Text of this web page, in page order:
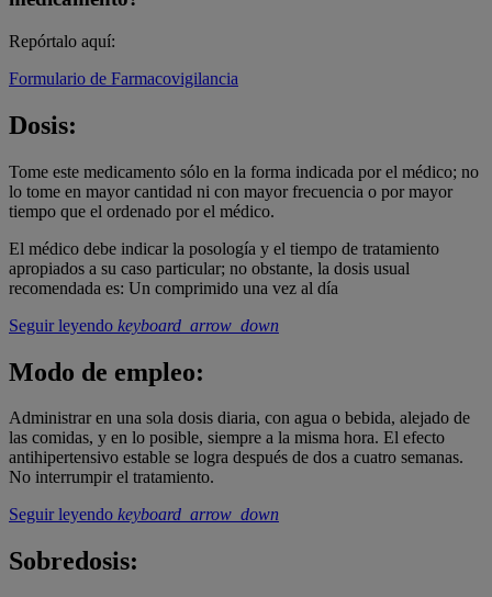
Repórtalo aquí:
Formulario de Farmacovigilancia
Dosis:
Tome este medicamento sólo en la forma indicada por el médico; no
lo tome en mayor cantidad ni con mayor frecuencia o por mayor
tiempo que el ordenado por el médico.
El médico debe indicar la posología y el tiempo de tratamiento
apropiados a su caso particular; no obstante, la dosis usual
recomendada es: Un comprimido una vez al día
Seguir leyendo keyboard_arrow_down
Modo de empleo:
Administrar en una sola dosis diaria, con agua o bebida, alejado de
las comidas, y en lo posible, siempre a la misma hora. El efecto
antihipertensivo estable se logra después de dos a cuatro semanas.
No interrumpir el tratamiento.
Seguir leyendo keyboard_arrow_down
Sobredosis: